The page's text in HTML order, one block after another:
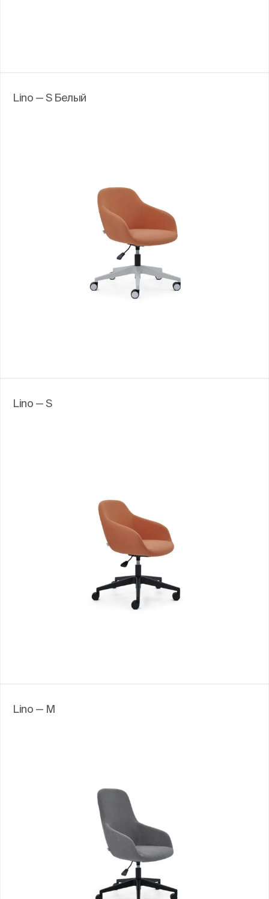
Lino — S Белый
Lino — S
Lino — M